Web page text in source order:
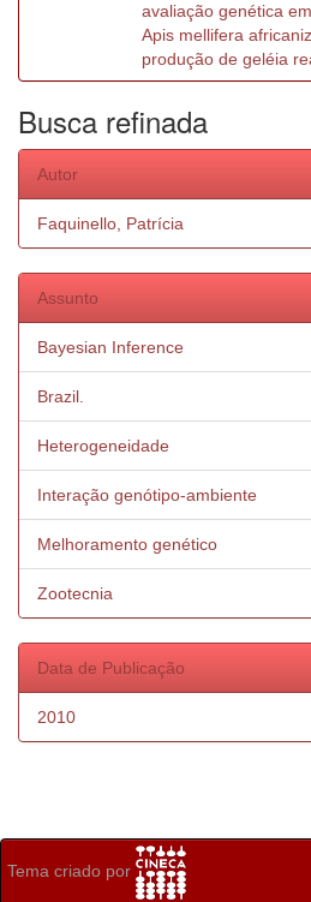
avaliação genética
Apis mellifera
produção de geléia
Busca refinada
Autor
Faquinello, Patrícia
Assunto
Bayesian Inference
Brazil.
Heterogeneidade
Interação genótipo-ambiente
Melhoramento genético
Zootecnia
Data de Publicação
2010
Tema criado por